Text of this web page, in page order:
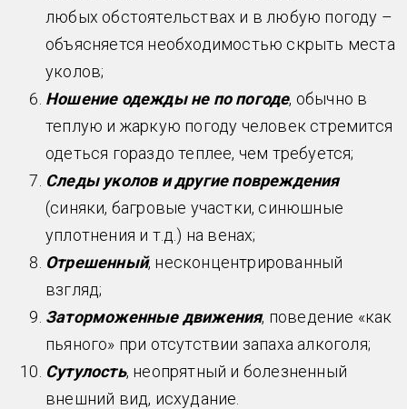
любых обстоятельствах и в любую погоду –
объясняется необходимостью скрыть места
уколов;
Ношение одежды не по погоде, обычно в
теплую и жаркую погоду человек стремится
одеться гораздо теплее, чем требуется;
Следы уколов и другие повреждения
(синяки, багровые участки, синюшные
уплотнения и т.д.) на венах;
Отрешенный, несконцентрированный
взгляд;
Заторможенные движения, поведение «как
пьяного» при отсутствии запаха алкоголя;
Сутулость, неопрятный и болезненный
внешний вид, исхудание.